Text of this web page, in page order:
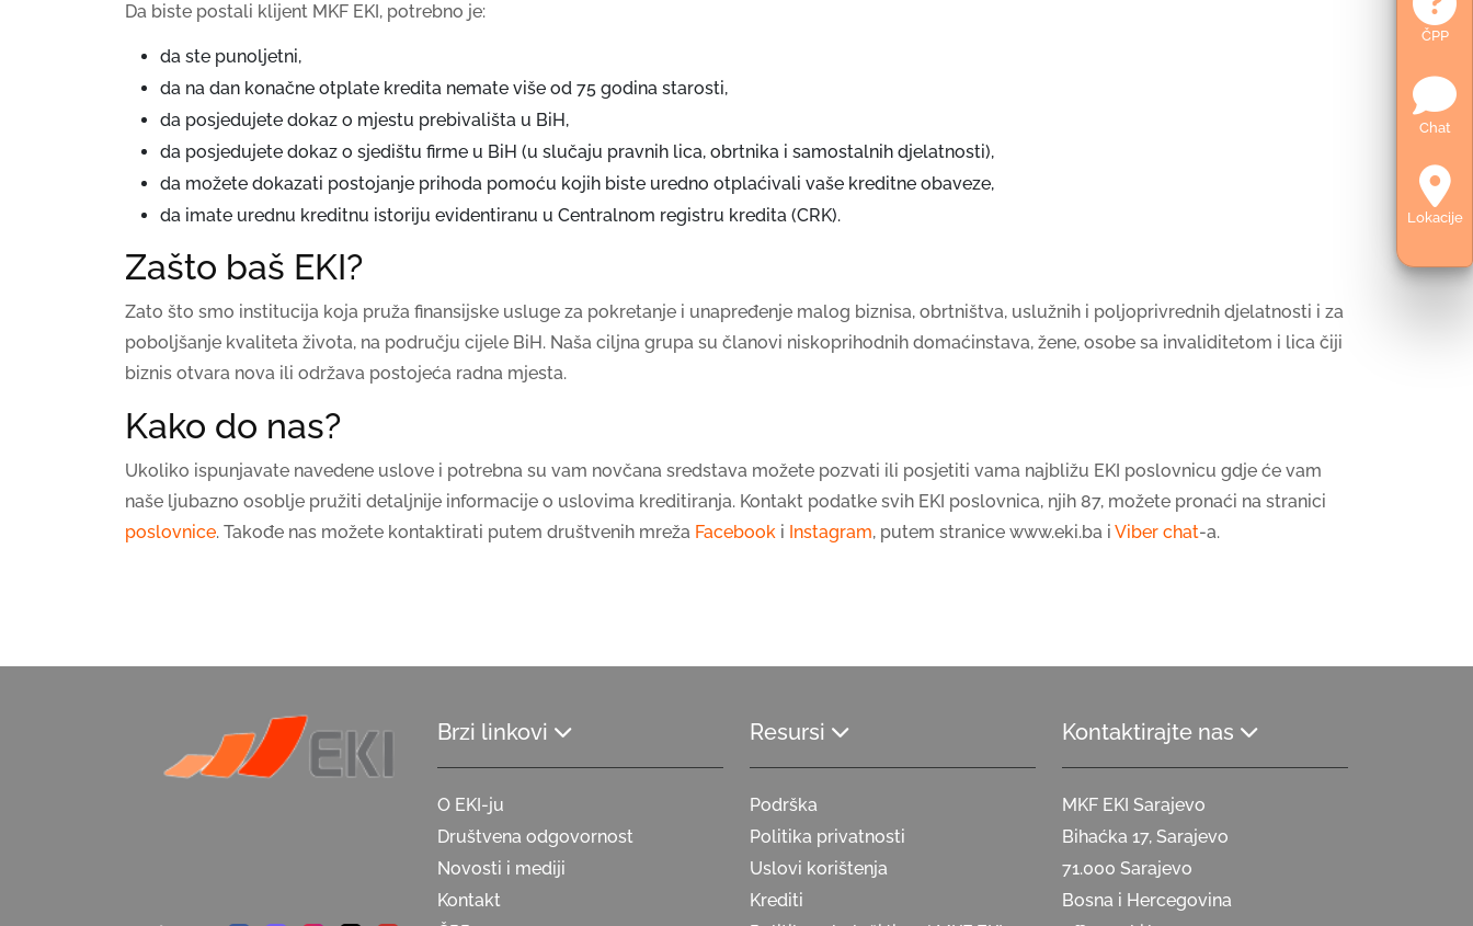
ČPP
Chat
Lokacije
Da biste postali klijent MKF EKI, potrebno je:
da ste punoljetni,
da na dan konačne otplate kredita nemate više od 75 godina starosti,
da posjedujete dokaz o mjestu prebivališta u BiH,
da posjedujete dokaz o sjedištu firme u BiH (u slučaju pravnih lica, obrtnika i samostalnih djelatnosti),
da možete dokazati postojanje prihoda pomoću kojih biste uredno otplaćivali vaše kreditne obaveze,
da imate urednu kreditnu istoriju evidentiranu u Centralnom registru kredita (CRK).
Zašto baš EKI?
Zato što smo institucija koja pruža finansijske usluge za pokretanje i unapređenje malog biznisa, obrtništva, uslužnih i poljoprivrednih djelatnosti i za
poboljšanje kvaliteta života, na području cijele BiH. Naša ciljna grupa su članovi niskoprihodnih domaćinstava, žene, osobe sa invaliditetom i lica čiji
biznis otvara nova ili održava postojeća radna mjesta.
Kako do nas?
Ukoliko ispunjavate navedene uslove i potrebna su vam novčana sredstava možete pozvati ili posjetiti vama najbližu EKI poslovnicu gdje će vam
naše ljubazno osoblje pružiti detaljnije informacije o uslovima kreditiranja. Kontakt podatke svih EKI poslovnica, njih 87, možete pronaći na stranici
poslovnice. Takođe nas možete kontaktirati putem društvenih mreža Facebook i Instagram, putem stranice www.eki.ba i Viber chat-a.
Brzi linkovi
O EKI-ju
Društvena odgovornost
Novosti i mediji
Kontakt
Resursi
Podrška
Politika privatnosti
Uslovi korištenja
Krediti
Kontaktirajte nas
MKF EKI Sarajevo
Bihaćka 17, Sarajevo
71.000 Sarajevo
Bosna i Hercegovina